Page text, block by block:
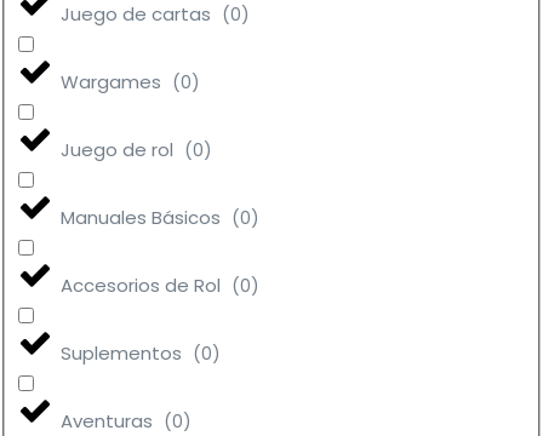
Juego de cartas (0)
Wargames (0)
Juego de rol (0)
Manuales Básicos (0)
Accesorios de Rol (0)
Suplementos (0)
Aventuras (0)